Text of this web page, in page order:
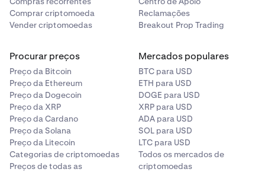
Comprar criptomoeda
Vender criptomoedas
Reclamações
Breakout Prop Trading
Procurar preços
Preço da Bitcoin
Preço da Ethereum
Preço da Dogecoin
Preço da XRP
Preço da Cardano
Preço da Solana
Preço da Litecoin
Categorias de criptomoedas
Preços de todas as
Mercados populares
BTC para USD
ETH para USD
DOGE para USD
XRP para USD
ADA para USD
SOL para USD
LTC para USD
Todos os mercados de
criptomoedas